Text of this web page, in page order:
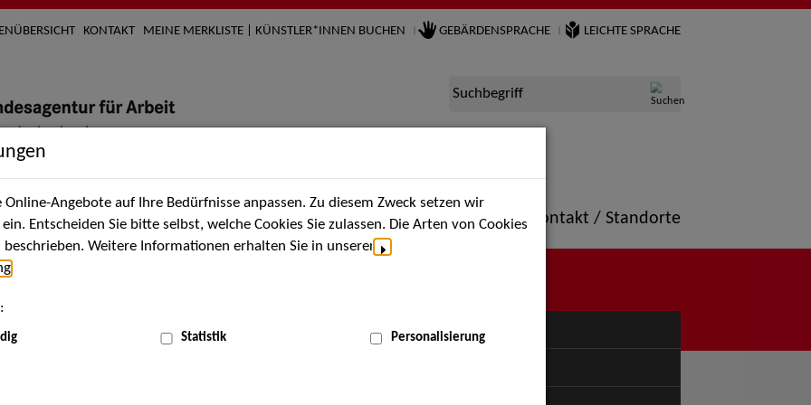
KONTAKT MEINE MERKLISTE | KÜNSTLER*INNEN BUCHEN GEBÄRDENSPRACHE LEICHTE SPRACHE
Suchbegriff
Künstler*innen Über uns Aktuelles Termine Portfolio Kontakt / Standorte
MENÜ
Angebote auf Ihre Bedürfnisse anpassen. Zu diesem Zweck setzen wir
Entscheiden Sie bitte selbst, welche Cookies Sie zulassen. Die Arten von Cookies
Weitere Informationen erhalten Sie in unserer
Statistik Personalisierung